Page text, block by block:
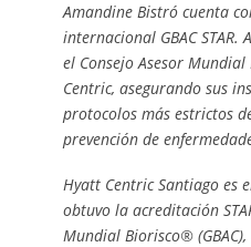
​​Amandine Bistró cuenta
internacional GBAC
el Consejo Asesor
Centric, asegurando sus
protocolos más estrictos
prevención de
Hyatt Centric Santiago es
obtuvo la acreditación
Mundial Biorisco®